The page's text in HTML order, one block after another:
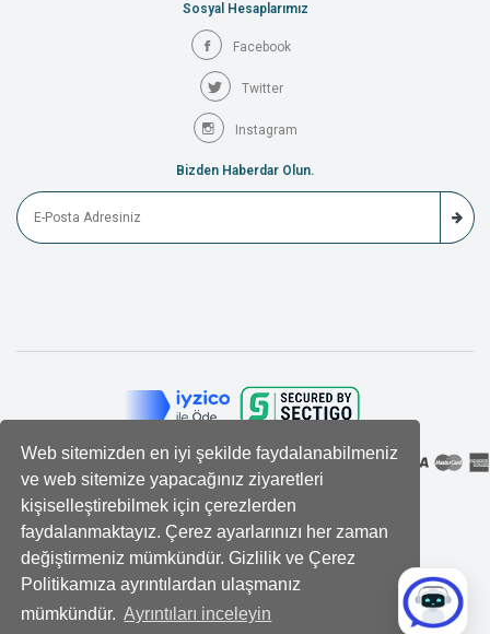
Web sitemizden en iyi şekilde faydalanabilmeniz
ve web sitemize yapacağınız ziyaretleri
kişiselleştirebilmek için çerezlerden
faydalanmaktayız. Çerez ayarlarınızı her zaman
değiştirmeniz mümkündür. Gizlilik ve Çerez
Politikamıza ayrıntılardan ulaşmanız
mümkündür. Ayrıntıları inceleyin
Sosyal Hesaplarımız
Facebook
Twitter
Instagram
Bizden Haberdar Olun.